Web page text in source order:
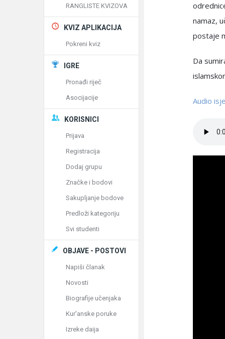
namaz,
postaje
Da
Audio
RANGLISTE KVIZOVA
KVIZ APLIKACIJA
Pokreni kviz
IGRE
Pronađi riječ
Asocijacije
KORISNICI
Prijava
Registracija
Dodaj grupu
Značke i bodovi
Sakupljanje bodove
Predloži kategoriju
Svi studenti
OBJAVE - POSTOVI
Napiši članak
Novosti
Biografije učenjaka
Kur'anske poruke
Izreke daija